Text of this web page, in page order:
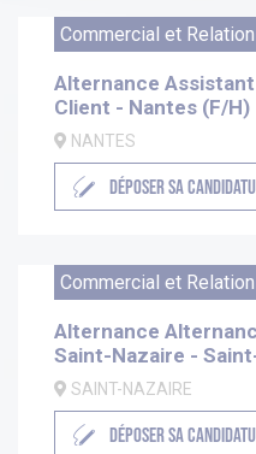
Commercial et
Alternance
Client - Nantes (F/H)
NANTES
DÉPOSER SA
Commercial et
Alternance
Saint-Nazaire -
SAINT-NAZAIRE
DÉPOSER SA